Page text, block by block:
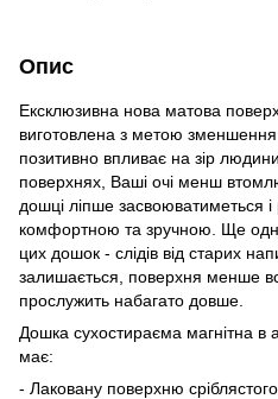
Опис
Ексклюзивна нова матова
виготовлена з метою
позитивно впливає на зір
поверхнях, Ваші очі менш
дошці ліпше засвоюватиметься
комфортною та зручною. Ще
цих дошок - слідів від старих
залишається, поверхня менше
прослужить набагато довше.
Дошка сухостираєма магнітна в
має:
- Лаковану поверхню